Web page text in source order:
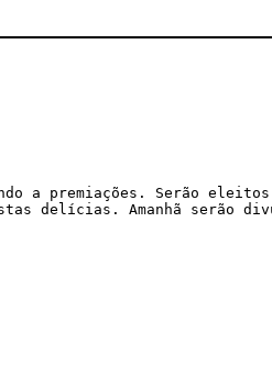
a premiações. Serão eleitos:
delícias. Amanhã serão